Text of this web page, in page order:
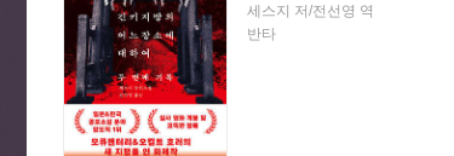
세스지 저/전선영 역
반타